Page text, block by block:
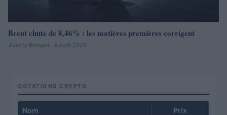
Brent chute de 8,46% : les matières premières corrigent
Juliette Bernard · 4 Août 2026
COTATIONS CRYPTO
Nom Prix